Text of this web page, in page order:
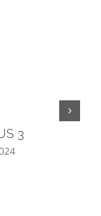
3